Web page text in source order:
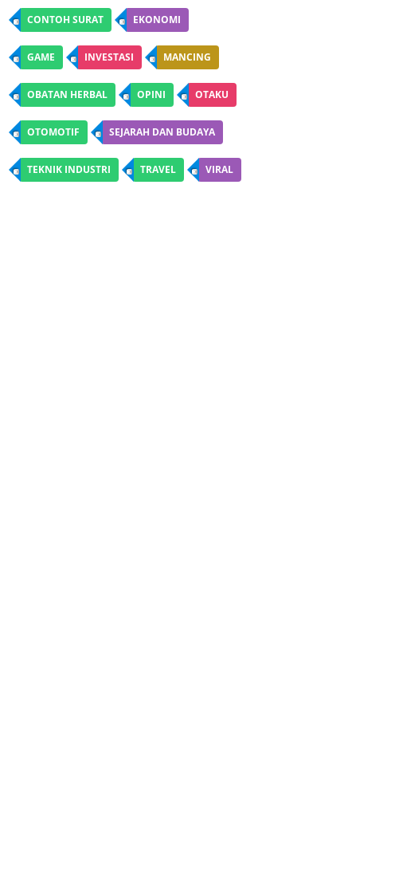
CONTOH SURAT EKONOMI
GAME INVESTASI MANCING
OBATAN HERBAL OPINI OTAKU
OTOMOTIF SEJARAH DAN BUDAYA
TEKNIK INDUSTRI TRAVEL VIRAL